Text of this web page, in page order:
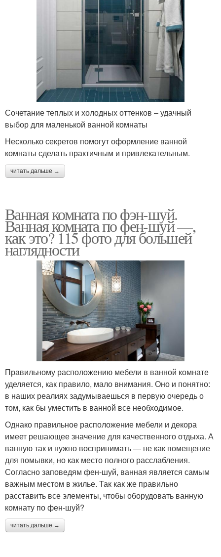
Сочетание теплых и холодных оттенков – удачный
выбор для маленькой ванной комнаты
Несколько секретов помогут оформление ванной
комнаты сделать практичным и привлекательным.
читать дальше →
Ванная комната по фэн-шуй.
Ванная комната по фен-шуй —,
как это? 115 фото для большей
наглядности
Правильному расположению мебели в ванной комнате
уделяется, как правило, мало внимания. Оно и понятно:
в наших реалиях задумываешься в первую очередь о
том, как бы уместить в ванной все необходимое.
Однако правильное расположение мебели и декора
имеет решающее значение для качественного отдыха. А
ванную так и нужно воспринимать — не как помещение
для помывки, но как место полного расслабления.
Согласно заповедям фен-шуй, ванная является самым
важным местом в жилье. Так как же правильно
расставить все элементы, чтобы оборудовать ванную
комнату по фен-шуй?
читать дальше →